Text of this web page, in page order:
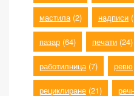
мастила (2) надписи
пазар (64) печати (24)
работилница (7) ревю
рециклиране (21)